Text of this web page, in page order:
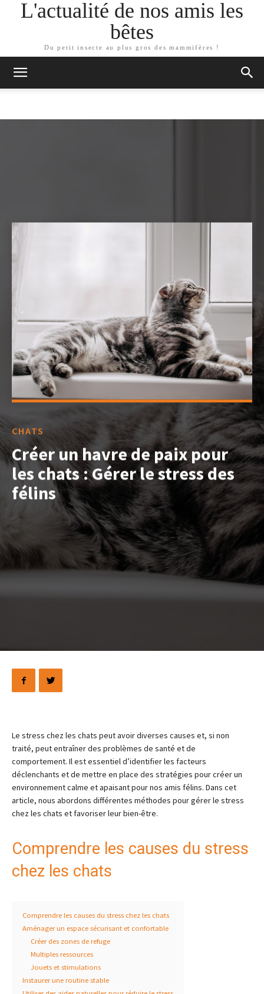
L'actualité de nos amis les
bêtes
Du petit insecte au plus gros des mammifères !
CHATS
Créer un havre de paix pour
les chats : Gérer le stress des
félins
Le stress chez les chats peut avoir diverses causes et, si non
traité, peut entraîner des problèmes de santé et de
comportement. Il est essentiel d’identifier les facteurs
déclenchants et de mettre en place des stratégies pour créer un
environnement calme et apaisant pour nos amis félins. Dans cet
article, nous abordons différentes méthodes pour gérer le stress
chez les chats et favoriser leur bien-être.
Comprendre les causes du stress
chez les chats
Comprendre les causes du stress chez les chats
Aménager un espace sécurisant et confortable
Créer des zones de refuge
Multiples ressources
Jouets et stimulations
Instaurer une routine stable